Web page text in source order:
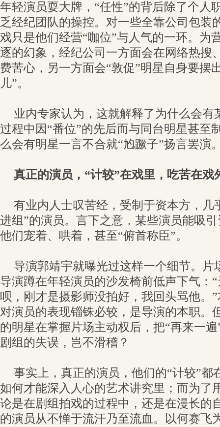
年轻演员耍大牌，“任性”的背后除了个人
乏经纪团队的操控。对一些全靠公司包装
戏只是他们经营“咖位”与人气的一环。为
逐的幻象，经纪公司一方面会在网络热搜
费苦心，另一方面会“敦促”明星自身要摆
儿”。
业内专家认为，这就解释了为什么会有
过程中因“番位”的先后而与同台明星甚至
么会有明星一言不合就“尥蹶子”扬言罢演
真正的演员，“计较”在戏里，吃苦在戏
有业内人士叹苦经，受制于资本方，几
进组”的演员。言下之意，某些演员能吸
他们宠着、哄着，甚至“俯首称臣”。
导演郭靖宇就曝光过这样一个细节。片
导演蹲在年轻演员的沙发椅前低声下气：
呗，刚才是摄影师没拍好，我回头骂他。
对演员的表现锱铢必较，是导演的本职。
的明星在掌握片场主动权后，把“再来一
剧组的失误，岂不滑稽？
事实上，真正的演员，他们的“计较”都
如何才能深入人心的艺术讲究里；而为了
论是在剧组拍戏的过程中，还是在漫长的
的演员从不惮于流汗乃至流血。以何赛飞